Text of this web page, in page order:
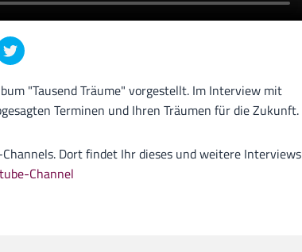
"Tausend Träume" vorgestellt. Im Interview mit
Terminen und Ihren Träumen für die Zukunft.
Dort findet Ihr dieses und weitere Interviews
Channel